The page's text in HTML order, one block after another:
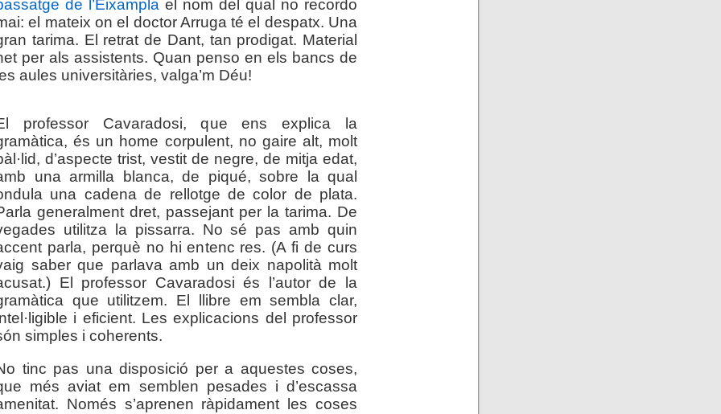
de l’Eixampla el nom del qual no recordo
el mateix on el doctor Arruga té el despatx. Una
tarima. El retrat de Dant, tan prodigat. Material
per als assistents. Quan penso en els bancs de
aules universitàries, valga’m Déu!
professor Cavaradosi, que ens explica la
és un home corpulent, no gaire alt, molt
d’aspecte trist, vestit de negre, de mitja edat,
una armilla blanca, de piqué, sobre la qual
una cadena de rellotge de color de plata.
generalment dret, passejant per la tarima. De
utilitza la pissarra. No sé pas amb quin
parla, perquè no hi entenc res. (A fi de curs
saber que parlava amb un deix napolità molt
El professor Cavaradosi és l’autor de la
que utilitzem. El llibre em sembla clar,
i eficient. Les explicacions del professor
simples i coherents.
tinc pas una disposició per a aquestes coses,
més aviat em semblen pesades i d’escassa
Només s’aprenen ràpidament les coses